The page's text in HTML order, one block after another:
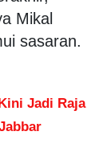
Mikal
sasaran.
Jadi Raja